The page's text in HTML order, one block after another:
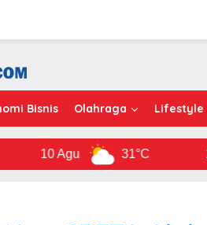
Bisnis Olahraga Lifestyle
31°C 11 Agu